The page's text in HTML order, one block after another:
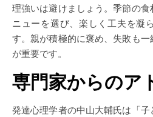
理強いは避けましょう。季節の
ニューを選び、楽しく工夫を凝
す。親が積極的に褒め、失敗も
が重要です。
専門家からのア
発達心理学者の中山大輔氏は「